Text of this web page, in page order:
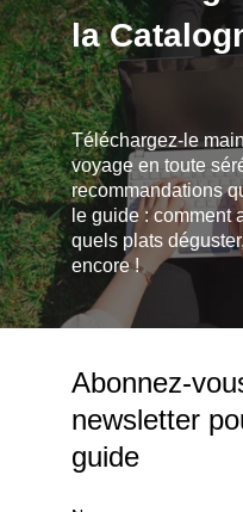
la
Téléchargez-le
voyage en toute
recommandations
le guide : comment
quels plats
encore !
Abonnez-
newsletter
guide